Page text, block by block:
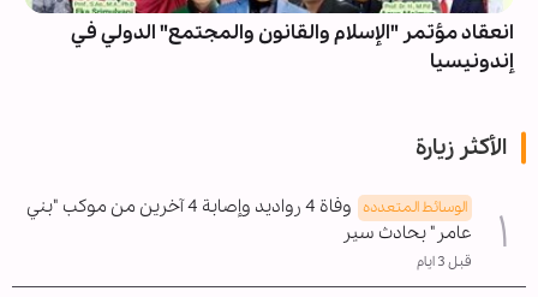
انعقاد مؤتمر "الإسلام والقانون والمجتمع" الدولي في
إندونيسيا
الأكثر زيارة
الوسائط المتعدده
وفاة 4 رواديد وإصابة 4 آخرين من موكب "بني
عامر" بحادث سير
قبل 3 ايام